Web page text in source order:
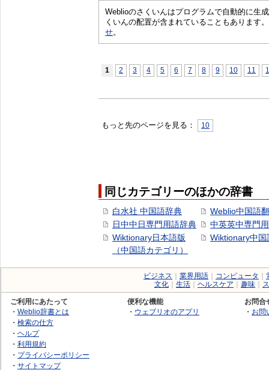
Weblioのさくいんはプログラムで自動的に生
くいんの配置が含まれていることもあります
せ。
1 2 3 4 5 6 7 8 9 10 11
もっと先のページを見る： 10
同じカテゴリーのほかの辞書
白水社 中国語辞典
日中中日専門用語辞典
Wiktionary日本語版
（中国語カテゴリ）
Weblio中国語
中英英中専門
Wiktionary中国
ビジネス 業界用語 コンピュータ
文化
生活 ヘルスケア 趣味
ご利用にあたって
・ Weblio辞書とは
・ 検索の仕方
・ ヘルプ
・ 利用規約
・ プライバシーポリシー
・ サイトマップ
便利な機能
・ ウェブリオのアプリ
お問合
・ お問